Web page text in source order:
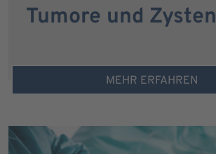
Tumore und Zysten
MEHR ERFAHREN